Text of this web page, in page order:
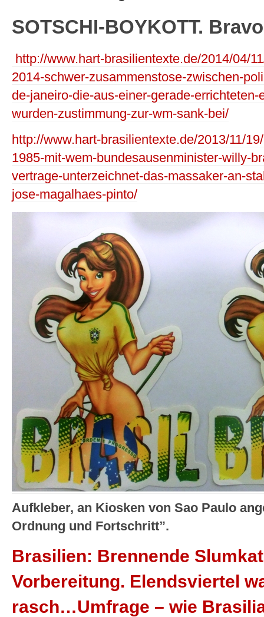
SOTSCHI-BOYKOTT.
http://www.hart-brasilientexte.de/2014/04/
2014-schwer-zusammenstose-zwischen-
de-janeiro-die-aus-einer-gerade-
wurden-zustimmung-zur-wm-sank-bei/
http://www.hart-brasilientexte.de/2013/11/
1985-mit-wem-bundesausenminister-willy-
vertrage-unterzeichnet-das-massaker-an-
jose-magalhaes-pinto/
Aufkleber, an Kiosken von Sao Paulo
Ordnung und Fortschritt”.
Brasilien: Brennende
Vorbereitung. Elendsviertel
rasch…Umfrage – wie